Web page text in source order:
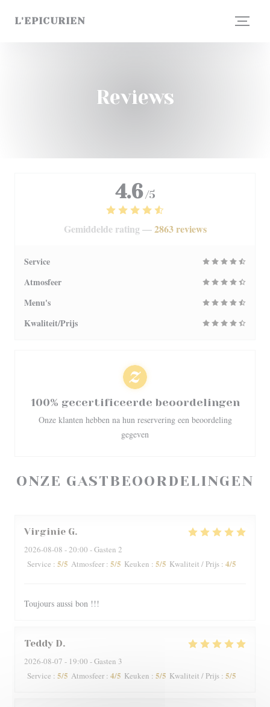
L'EPICURIEN
Reviews
ONZE GASTBEOORDELINGEN
Virginie G
2026-08-08 - 20:00 - Gasten 2
Service : 5/5 Atmosfeer : 5/5 Keuken : 5/5 Kwaliteit / Prijs : 4/5
Toujours aussi bon !!!
Teddy D
2026-08-07 - 19:00 - Gasten 3
Service : 5/5 Atmosfeer : 4/5 Keuken : 5/5 Kwaliteit / Prijs : 5/5
4.6 /5
Gemiddelde rating —2863 reviews
Service
Atmosfeer
Menu's
Kwaliteit/Prijs
100% gecertificeerde beoordelingen
Onze klanten hebben na hun reservering een beoordeling
gegeven